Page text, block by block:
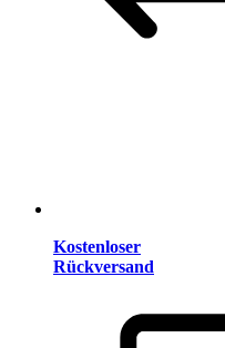
Kostenloser
Rückversand